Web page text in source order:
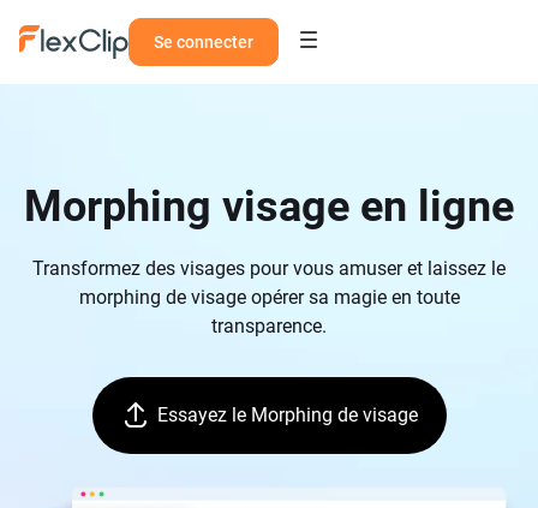
Se connecter
Morphing visage en ligne
Transformez des visages pour vous amuser et laissez le
morphing de visage opérer sa magie en toute
transparence.
Essayez le Morphing de visage